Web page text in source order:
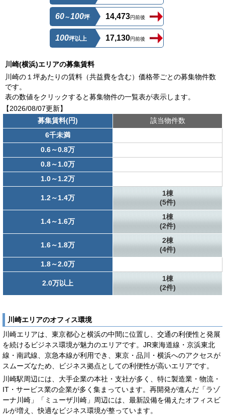
60～100坪 14,473円前後
100坪以上 17,130円前後
川崎(横浜)エリアの募集賃料
川崎の１坪あたりの賃料（共益費を含む）価格帯ごとの募集物件数
です。
表の数値をクリックすると募集物件の一覧表が表示します。
【2026/08/07更新】
募集賃料(円)
該当物件数
6千未満
0.6～0.8万
0.8～1.0万
1.0～1.2万
1.2～1.4万
1棟
(5件)
1.4～1.6万
1棟
(2件)
1.6～1.8万
2棟
(4件)
1.8～2.0万
2.0万以上
1棟
(2件)
川崎エリアのオフィス環境
川崎エリアは、東京都心と横浜の中間に位置し、交通の利便性と発展
を続けるビジネス環境が魅力のエリアです。JR東海道線・京浜東北
線・南武線、京急本線が利用でき、東京・品川・横浜へのアクセスが
スムーズなため、ビジネス拠点としての利便性が高いエリアです。
川崎駅周辺には、大手企業の本社・支社が多く、特に製造業・物流・
IT・サービス業の企業が多く集まっています。再開発が進んだ「ラゾ
ーナ川崎」「ミューザ川崎」周辺には、最新設備を備えたオフィスビ
ルが増え、快適なビジネス環境が整っています。